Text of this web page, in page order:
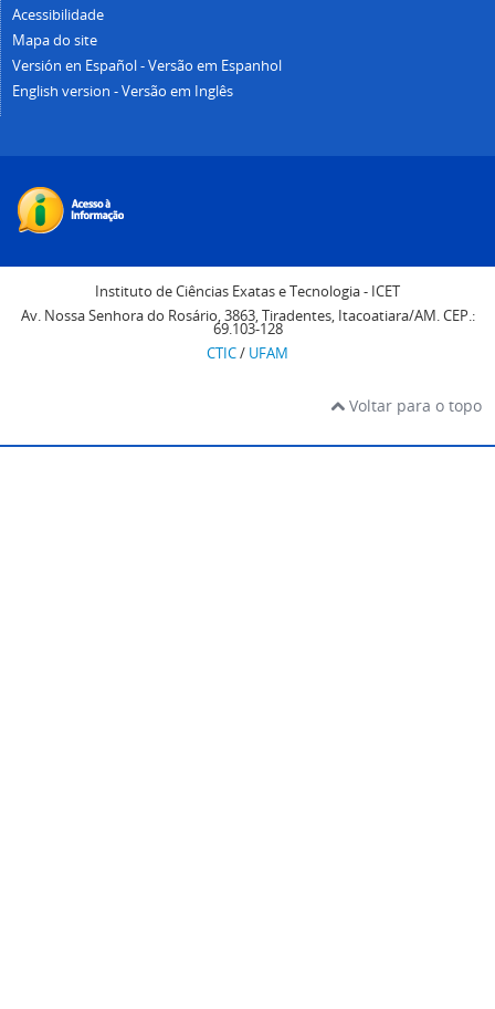
Acessibilidade
Mapa do site
Versión en Español - Versão em Espanhol
English version - Versão em Inglês
Instituto de Ciências Exatas e Tecnologia - ICET
Av. Nossa Senhora do Rosário, 3863, Tiradentes, Itacoatiara/AM. CEP.:
69.103-128
CTIC/ UFAM
Voltar para o topo